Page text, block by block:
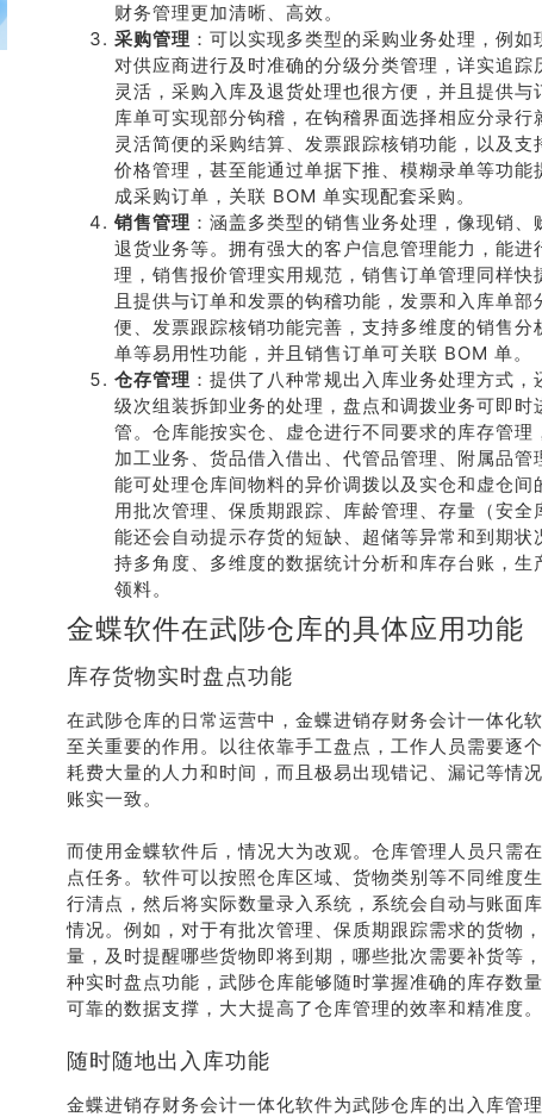
财务管理更加清晰、高效。
采购管理 ：可以实现多类型的采购业务处理，例
对供应商进行及时准确的分级分类管理，详实追
灵活，采购入库及退货处理也很方便，并且提供
库单可实现部分钩稽，在钩稽界面选择相应分录
灵活简便的采购结算、发票跟踪核销功能，以及
价格管理，甚至能通过单据下推、模糊录单等功
成采购订单，关联 BOM 单实现配套采购。
销售管理 ：涵盖多类型的销售业务处理，像现销
退货业务等。拥有强大的客户信息管理能力，能
理，销售报价管理实用规范，销售订单管理同样
且提供与订单和发票的钩稽功能，发票和入库单
便、发票跟踪核销功能完善，支持多维度的销售
单等易用性功能，并且销售订单可关联 BOM 单。
仓存管理 ：提供了八种常规出入库业务处理方式
级次组装拆卸业务的处理，盘点和调拨业务可即
管。仓库能按实仓、虚仓进行不同要求的库存管
加工业务、货品借入借出、代管品管理、附属品
能可处理仓库间物料的异价调拨以及实仓和虚仓
用批次管理、保质期跟踪、库龄管理、存量（安
能还会自动提示存货的短缺、超储等异常和到期
持多角度、多维度的数据统计分析和库存台账，
领料。
金蝶软件在武陟仓库的具体应用功能
库存货物实时盘点功能
在武陟仓库的日常运营中，金蝶进销存财务会计一体化
至关重要的作用。以往依靠手工盘点，工作人员需要逐
耗费大量的人力和时间，而且极易出现错记、漏记等情
账实一致。
而使用金蝶软件后，情况大为改观。仓库管理人员只需
点任务。软件可以按照仓库区域、货物类别等不同维度
行清点，然后将实际数量录入系统，系统会自动与账面
情况。例如，对于有批次管理、保质期跟踪需求的货物
量，及时提醒哪些货物即将到期，哪些批次需要补货等
种实时盘点功能，武陟仓库能够随时掌握准确的库存数
可靠的数据支撑，大大提高了仓库管理的效率和精准度。
随时随地出入库功能
金蝶进销存财务会计一体化软件为武陟仓库的出入库管